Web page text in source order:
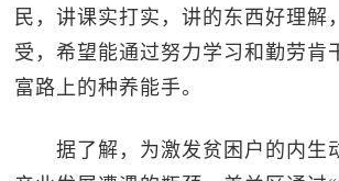
民，讲课实打实，讲的东西好理解
受，希望能通过努力学习和勤劳肯
富路上的种养能手。
据了解，为激发贫困户的内生